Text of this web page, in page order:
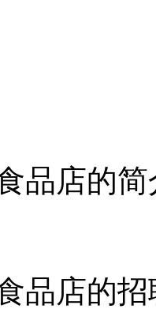
品店的简
品店的